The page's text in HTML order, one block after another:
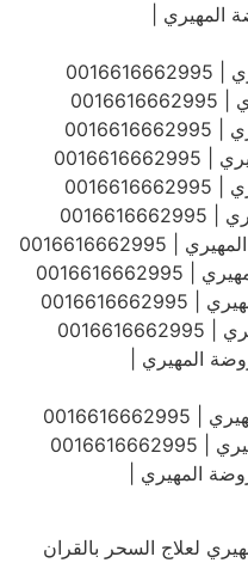
|
المهيري |
المهيري |
لعلاج السحر بالقران